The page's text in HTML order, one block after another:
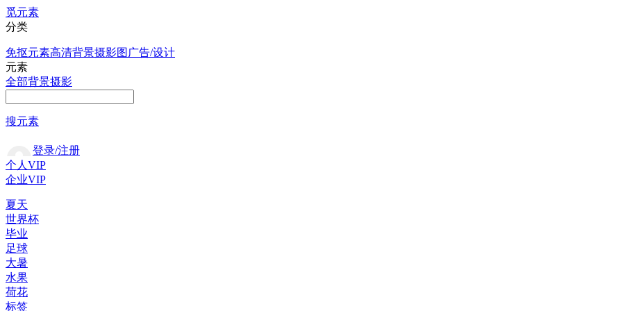
觅元素
分类
免抠元素高清背景摄影图 广告/设计
元素
全部背景摄影
搜元素
登录/注册
个人VIP
企业VIP
夏天
世界杯
毕业
足球
大暑
水果
荷花
标签